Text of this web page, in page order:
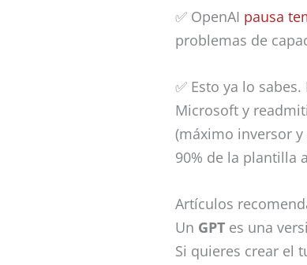
✅ OpenAI pausa
problemas de
✅ Esto ya lo
Microsoft y
(máximo inversor y
90% de la plantilla
Artículos
Un GPT es una
Si quieres crear el